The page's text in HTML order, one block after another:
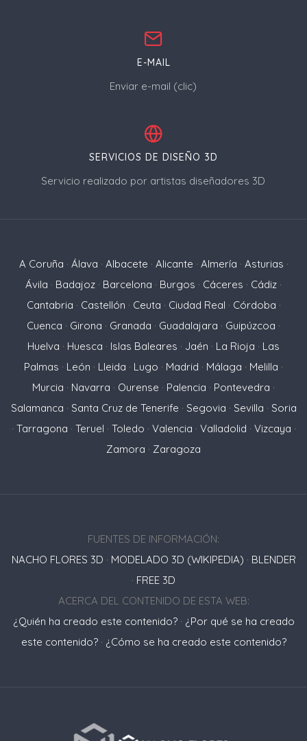
E-MAIL
Enviar e-mail (clic)
SERVICIOS DE DISEÑO 3D
Servicio realizado por artistas diseñadores 3D
A Coruña · Álava · Albacete · Alicante · Almería · Asturias ·
Ávila · Badajoz · Barcelona · Burgos · Cáceres · Cádiz ·
Cantabria · Castellón · Ceuta · Ciudad Real · Córdoba ·
Cuenca · Girona · Granada · Guadalajara · Guipúzcoa ·
Huelva · Huesca · Islas Baleares · Jaén · La Rioja · Las
Palmas · León · Lleida · Lugo · Madrid · Málaga · Melilla ·
Murcia · Navarra · Ourense · Palencia · Pontevedra ·
Salamanca · Santa Cruz de Tenerife · Segovia · Sevilla · Soria
· Tarragona · Teruel · Toledo · Valencia · Valladolid · Vizcaya ·
Zamora · Zaragoza
FUENTES DE INFORMACIÓN:
NACHO FLORES 3D · MODELADO 3D (WIKIPEDIA) · BLENDER
· FREE 3D
ACERCA DEL CONTENIDO DE ESTA WEB:
¿Quién ha creado este contenido?· ¿Por qué se ha creado
este contenido?· ¿Cómo se ha creado este contenido?